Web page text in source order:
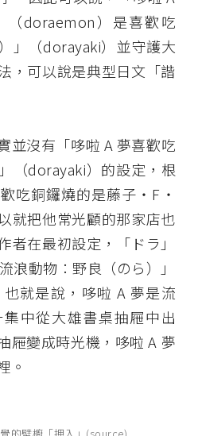
（doraemon）是喜歡吃
」（dorayaki）並守護大
，可以說是典型日文「諧
並沒有「哆啦 A 夢喜歡吃
（dorayaki）的設定，根
吃銅鑼燒的是藤子・F・
就把他常光顧的那家店也
者在最初設定，「ドラ」
浪動物：野良（のら）」
也就是說，哆啦 A 夢是流
中從大雄書桌抽屜中出
屜變成時光機，哆啦 A 夢
。